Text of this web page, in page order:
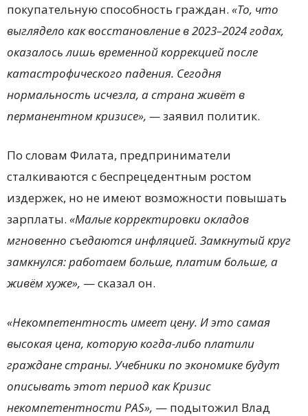
покупательную способность граждан. «То, что
выглядело как восстановление в 2023–2024 годах,
оказалось лишь временной коррекцией после
катастрофического падения. Сегодня
нормальность исчезла, а страна живёт в
перманентном кризисе», —заявил политик.
По словам Филата, предприниматели
сталкиваются с беспрецедентным ростом
издержек, но не имеют возможности повышать
зарплаты. «Малые корректировки окладов
мгновенно съедаются инфляцией. Замкнутый круг
замкнулся: работаем больше, платим больше, а
живём хуже», — сказал он.
«Некомпетентность имеет цену. И это самая
высокая цена, которую когда-либо платили
граждане страны. Учебники по экономике будут
описывать этот период как Кризис
некомпетентности PAS», — подытожил Влад